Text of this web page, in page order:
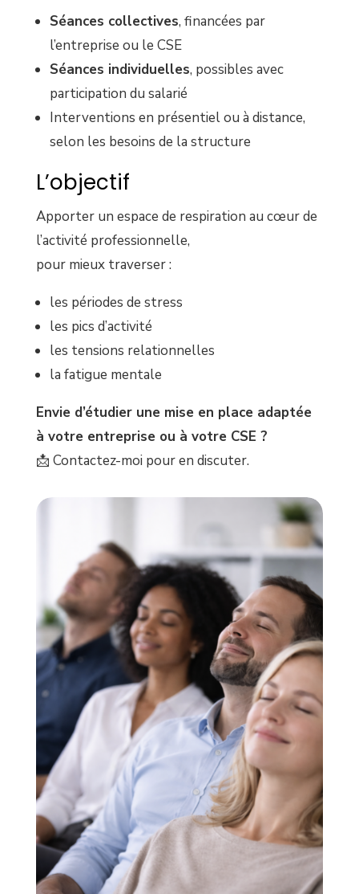
Séances collectives, financées par
l’entreprise ou le CSE
Séances individuelles, possibles avec
participation du salarié
Interventions en présentiel ou à distance,
selon les besoins de la structure
L’objectif
Apporter un espace de respiration au cœur de
l’activité professionnelle,
pour mieux traverser :
les périodes de stress
les pics d’activité
les tensions relationnelles
la fatigue mentale
Envie d’étudier une mise en place adaptée
à votre entreprise ou à votre CSE ?
📩 Contactez-moi pour en discuter.